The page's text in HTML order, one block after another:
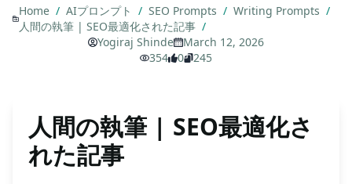
Home / AIプロンプト / SEO Prompts / Writing Prompts /
人間の執筆 | SEO最適化された記事 /
Yogiraj Shinde
March 12, 2026
354
0 245
人間の執筆 | SEO最適化さ
れた記事